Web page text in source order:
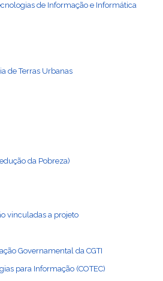
de Informação e Informática
de Terras Urbanas
da Pobreza)
vinculadas a projeto
Governamental da CGTI
para Informação (COTEC)